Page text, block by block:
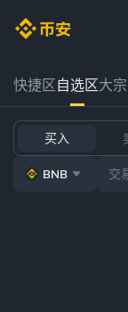
快捷区自选区大
买入
BNB